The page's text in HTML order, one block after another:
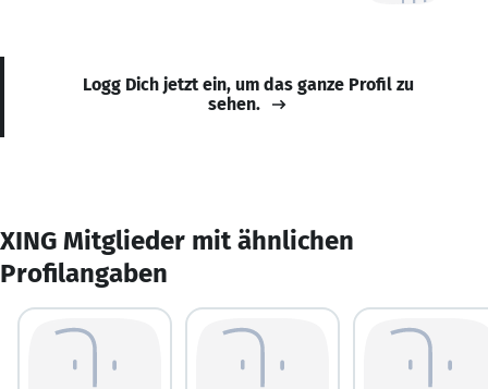
Logg Dich jetzt ein, um das ganze Profil zu
sehen.
XING Mitglieder mit ähnlichen
Profilangaben